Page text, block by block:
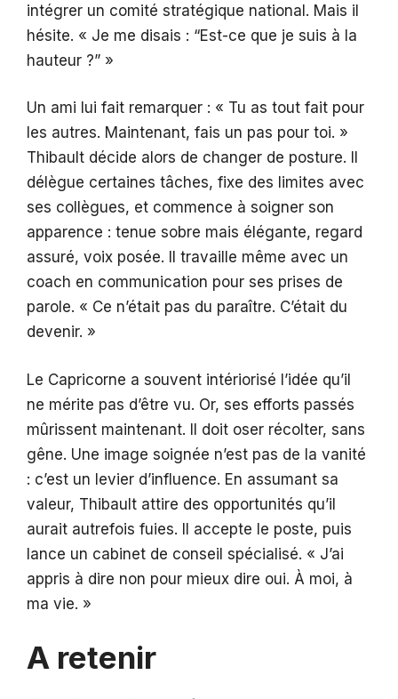
intégrer un comité stratégique national. Mais il
hésite. « Je me disais : “Est-ce que je suis à la
hauteur ?” »
Un ami lui fait remarquer : « Tu as tout fait pour
les autres. Maintenant, fais un pas pour toi. »
Thibault décide alors de changer de posture. Il
délègue certaines tâches, fixe des limites avec
ses collègues, et commence à soigner son
apparence : tenue sobre mais élégante, regard
assuré, voix posée. Il travaille même avec un
coach en communication pour ses prises de
parole. « Ce n’était pas du paraître. C’était du
devenir. »
Le Capricorne a souvent intériorisé l’idée qu’il
ne mérite pas d’être vu. Or, ses efforts passés
mûrissent maintenant. Il doit oser récolter, sans
gêne. Une image soignée n’est pas de la vanité
: c’est un levier d’influence. En assumant sa
valeur, Thibault attire des opportunités qu’il
aurait autrefois fuies. Il accepte le poste, puis
lance un cabinet de conseil spécialisé. « J’ai
appris à dire non pour mieux dire oui. À moi, à
ma vie. »
A retenir